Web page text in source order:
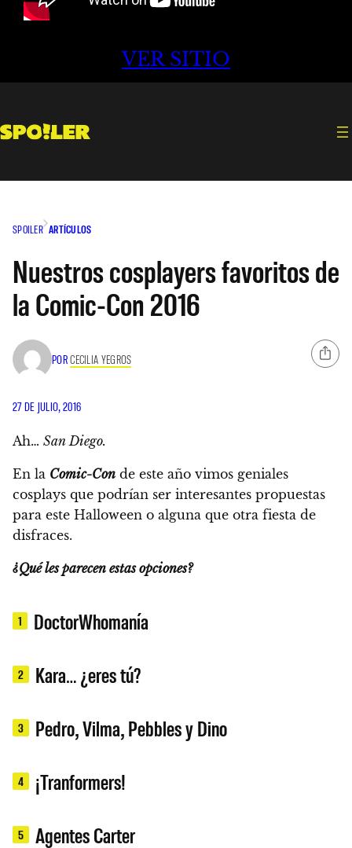
VER SITIO
SPOILER ARTÍCULOS
Nuestros cosplayers favoritos de
la Comic-Con 2016
PORCECILIA YEGROS
27 DE JULIO, 2016
Ah… San Diego.
En la Comic-Con de este año vimos geniales
cosplays que podrían ser interesantes propuestas
para este Halloween o alguna que otra fiesta de
disfraces.
¿Qué les parecen estas opciones?
1 DoctorWhomanía
2 Kara… ¿eres tú?
3 Pedro, Vilma, Pebbles y Dino
4 ¡Tranformers!
5 Agentes Carter